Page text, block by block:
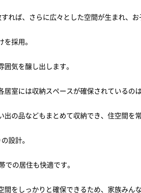
れば、さらに広々とした空間が生まれ、
を採用。
囲気を醸し出します。
居室には収納スペースが確保されているの
出の品などもまとめて収納でき、住空間を
設計。
での居住も快適です。
間をしっかりと確保できるため、家族みん